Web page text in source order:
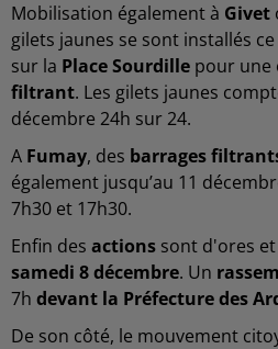
Mobilisation également à Givet
gilets jaunes se sont installés
sur la Place Sourdille pour une
filtrant. Les gilets jaunes
décembre 24h sur 24.
A Fumay, des barrages
également jusqu’au 11
7h30 et 17h30.
Enfin des actions sont d'ores
samedi 8 décembre. Un
7h devant la Préfecture des
De son côté, le mouvement